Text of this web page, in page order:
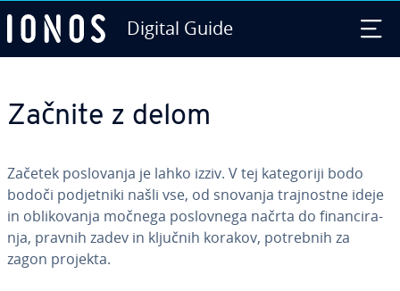
Digital Guide
Začnite z delom
Začetek po­slo­va­nja je lahko izziv. V tej ka­te­go­ri­ji bodo
bodoči pod­je­tni­ki našli vse, od snovanja traj­no­stne ideje
in obli­ko­va­nja močnega po­slov­ne­ga načrta do fi­nan­ci­ra­
nja, pravnih zadev in ključnih korakov, potrebnih za
zagon projekta.